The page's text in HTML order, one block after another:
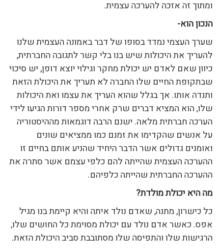
ומתוך זה אזכה להערכה עצמית.
הנכון הוא-
שערך העצמי נמדד בסופו של דבר באמונה העצמית שלנו
להעריך את היכולות שיש בנו בלי קשר לתגובה החברתית,
כיוון שאם לאדם יש יכולת מחקר וגילוי יוצא דופן, יש סיכוי
שבתקופת החיים שלו החברה לא תעריך את היכולת הזאת
ותנדה אותו. אך בגלל שהוא העריך את עצמו ואת היכולות
שלו, הוא המציא דברים שרק אחרי מספר דורות הגיעו לידי
הערכה חברתית מלאה. ישנם הרבה דוגמאות מההיסטוריה
על אנשים שהקדימו את זמנם כמו ממציאים שונים
ואומנים גדולים אשר הדבר היחיד שהניע אותם בחיים זו
ההערכה העצמית שהייתה להם כלפי עצמם אשר סתרה את
ההערכה החברתית שהייתה כלפיהם.
מה היא יכולת מולדת?
כל כישרון, מתנה, שאדם נולד איתה והיא קיימת בנו מגיל
אפס. כאשר אדם נולד עם יכולת מסוימת כל החושים שלו,
הרגישות שלו והתפיסה שלו מסתובבת סביב היכולת הזאת.